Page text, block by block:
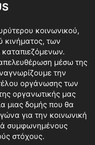
κοινωνικού,
κινήματος, των
μέσω της
την
οργάνωσης των
οργανωτικής μας
μιας δομής που θα
για την κοινωνική
συμφωνημένους
στόχους.